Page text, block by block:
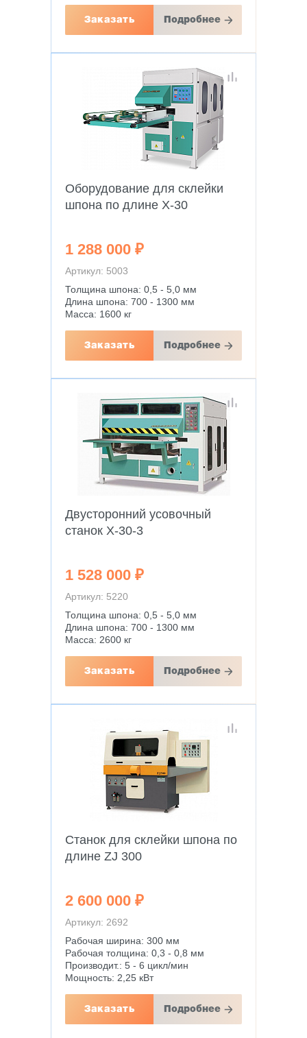
Заказать Подробнее
Оборудование для склейки
шпона по длине X-30
1 288 000 ₽
Артикул: 5003
Толщина шпона: 0,5 - 5,0 мм
Длина шпона: 700 - 1300 мм
Масса: 1600 кг
Заказать Подробнее
Двусторонний усовочный
станок X-30-3
1 528 000 ₽
Артикул: 5220
Толщина шпона: 0,5 - 5,0 мм
Длина шпона: 700 - 1300 мм
Масса: 2600 кг
Заказать Подробнее
Станок для склейки шпона по
длине ZJ 300
2 600 000 ₽
Артикул: 2692
Рабочая ширина: 300 мм
Рабочая толщина: 0,3 - 0,8 мм
Производит.: 5 - 6 цикл/мин
Мощность: 2,25 кВт
Заказать Подробнее